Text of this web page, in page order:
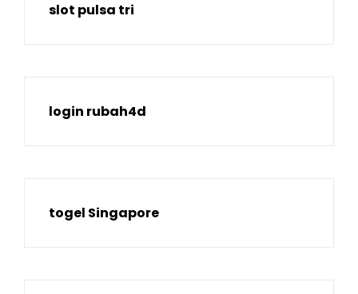
slot pulsa tri
login rubah4d
togel Singapore